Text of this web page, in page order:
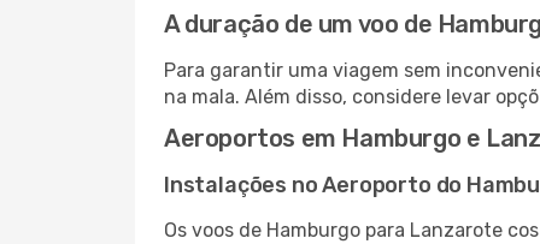
A duração de um voo de
Para garantir uma viagem sem
na mala. Além disso, considere levar
Aeroportos em Hamburgo e
Instalações no Aeroporto do
Os voos de Hamburgo para Lanzarote